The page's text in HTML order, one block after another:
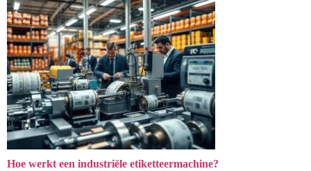
Hoe werkt een industriële etiketteermachine?